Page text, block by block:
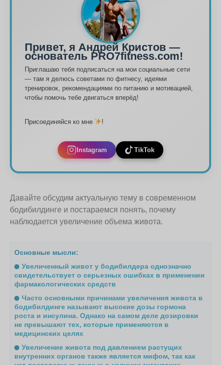
Привет, я Андрей Кристов —
основатель PRO7fitness.com!
Приглашаю тебя подписаться на мои социальные сети
— там я делюсь советами по фитнесу, идеями
тренировок, рекомендациями по питанию и мотивацией,
чтобы помочь тебе двигаться вперёд!
Присоединяйся ко мне !
Instagram TikTok
Давайте обсудим актуальную тему в современном
бодибилдинге и постараемся понять, почему
наблюдается увеличение объема живота.
Основные мысли:
Увеличенный живот у бодибилдера однозначно
свидетельствует о серьезных ошибках в применении
фармакологических средств
Часто основными причинами увеличения живота в
бодибилдинге называют высокие дозы гормона
роста и инсулина. Однако на самом деле дозировки
не превышают тех, которые применяются в
медицинских целях
Увеличение живота под давлением растущих
внутренних органов также является мифом, так как